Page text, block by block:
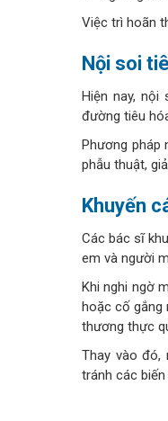
Việc trì hoãn
Nội soi
Hiện nay,
đường tiêu
Phương pháp
phẫu thuật,
Khuyến
Các bác sĩ
em và người
Khi nghi ngờ
hoặc cố gắng
thương thực
Thay vào đó,
tránh các